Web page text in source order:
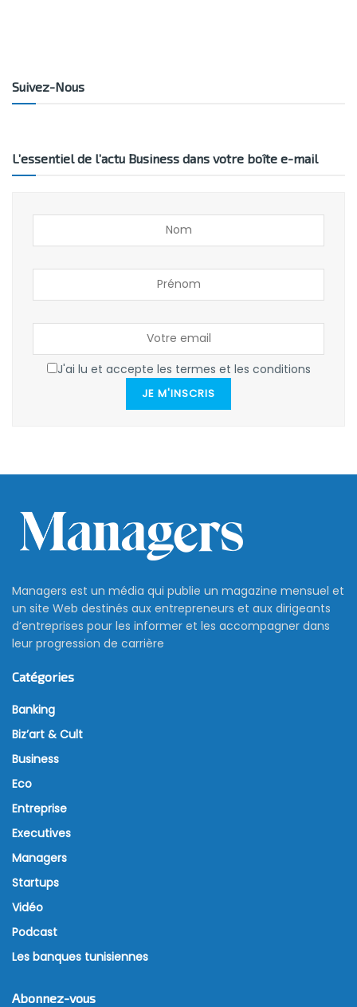
Suivez-Nous
L’essentiel de l’actu Business dans votre boîte e-mail
J'ai lu et accepte les termes et les conditions
JE M'INSCRIS
Managers est un média qui publie un magazine mensuel et
un site Web destinés aux entrepreneurs et aux dirigeants
d’entreprises pour les informer et les accompagner dans
leur progression de carrière
Catégories
Banking
Biz’art & Cult
Business
Eco
Entreprise
Executives
Managers
Startups
Vidéo
Podcast
Les banques tunisiennes
Abonnez-vous